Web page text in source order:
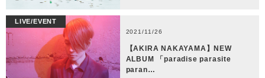
LIVE/EVENT
2021/11/26
【AKIRA NAKAYAMA】NEW
ALBUM 「paradise parasite
paran…